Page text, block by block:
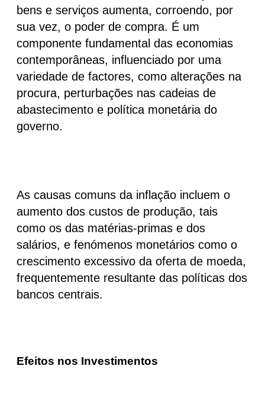
bens e serviços aumenta, corroendo, por
sua vez, o poder de compra. É um
componente fundamental das economias
contemporâneas, influenciado por uma
variedade de factores, como alterações na
procura, perturbações nas cadeias de
abastecimento e política monetária do
governo.
As causas comuns da inflação incluem o
aumento dos custos de produção, tais
como os das matérias-primas e dos
salários, e fenómenos monetários como o
crescimento excessivo da oferta de moeda,
frequentemente resultante das políticas dos
bancos centrais.
Efeitos nos Investimentos